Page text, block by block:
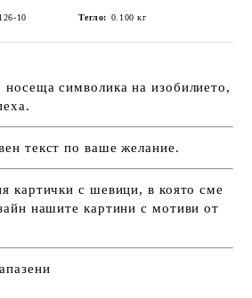
10 Тегло: 0.100 кг
символика на изобилието,
текст по ваше желание.
картички с шевици, в която сме
нашите картини с мотиви от